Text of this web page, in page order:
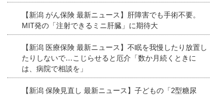
【新潟 がん保険 最新ニュース】肝障害でも手術不要。
MIT発の「注射できるミニ肝臓」に期待大
【新潟 医療保険 最新ニュース】不眠を我慢したり放置し
たりしないで…こじらせると厄介「数か月続くときに
は、病院で相談を」
【新潟 保険見直し 最新ニュース】子どもの「2型糖尿